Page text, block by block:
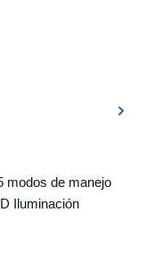
modos de manejo
Iluminación